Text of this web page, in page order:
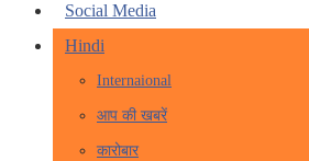
Social Media
Hindi
Internaional
आप की खबरें
कारोबार